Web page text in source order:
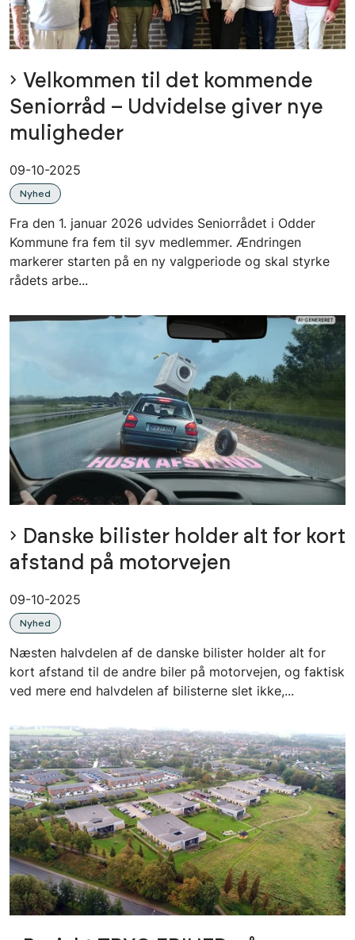
Velkommen til det kommende
Seniorråd – Udvidelse giver nye
muligheder
09-10-2025
Nyhed
Fra den 1. januar 2026 udvides Seniorrådet i Odder
Kommune fra fem til syv medlemmer. Ændringen
markerer starten på en ny valgperiode og skal styrke
rådets arbe...
Danske bilister holder alt for kort
afstand på motorvejen
09-10-2025
Nyhed
Næsten halvdelen af de danske bilister holder alt for
kort afstand til de andre biler på motorvejen, og faktisk
ved mere end halvdelen af bilisterne slet ikke,...